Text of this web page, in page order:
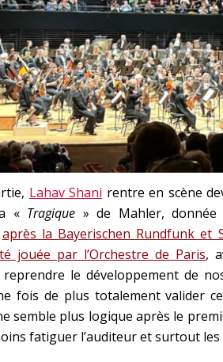
Lahav Shani rentre en scène
« Tragique » de Mahler,
après la Bayerischen Rundfunk et
jouée par l’Orchestre de Paris,
reprendre le développement de
fois de plus totalement valider
semble plus logique après le
fatiguer l’auditeur et surtout